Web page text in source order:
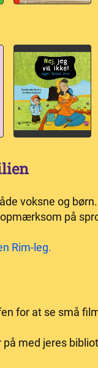
voksne og
på
Rim-leg.
for at se små
med jeres